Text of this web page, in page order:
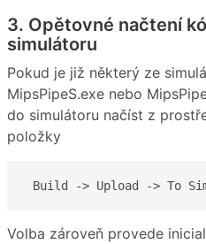
3. Opětovné načtení
simulátoru
Pokud je již některý ze
MipsPipeS.exe nebo
do simulátoru načíst z
položky
Build -> Upload -> To
Volba zároveň provede